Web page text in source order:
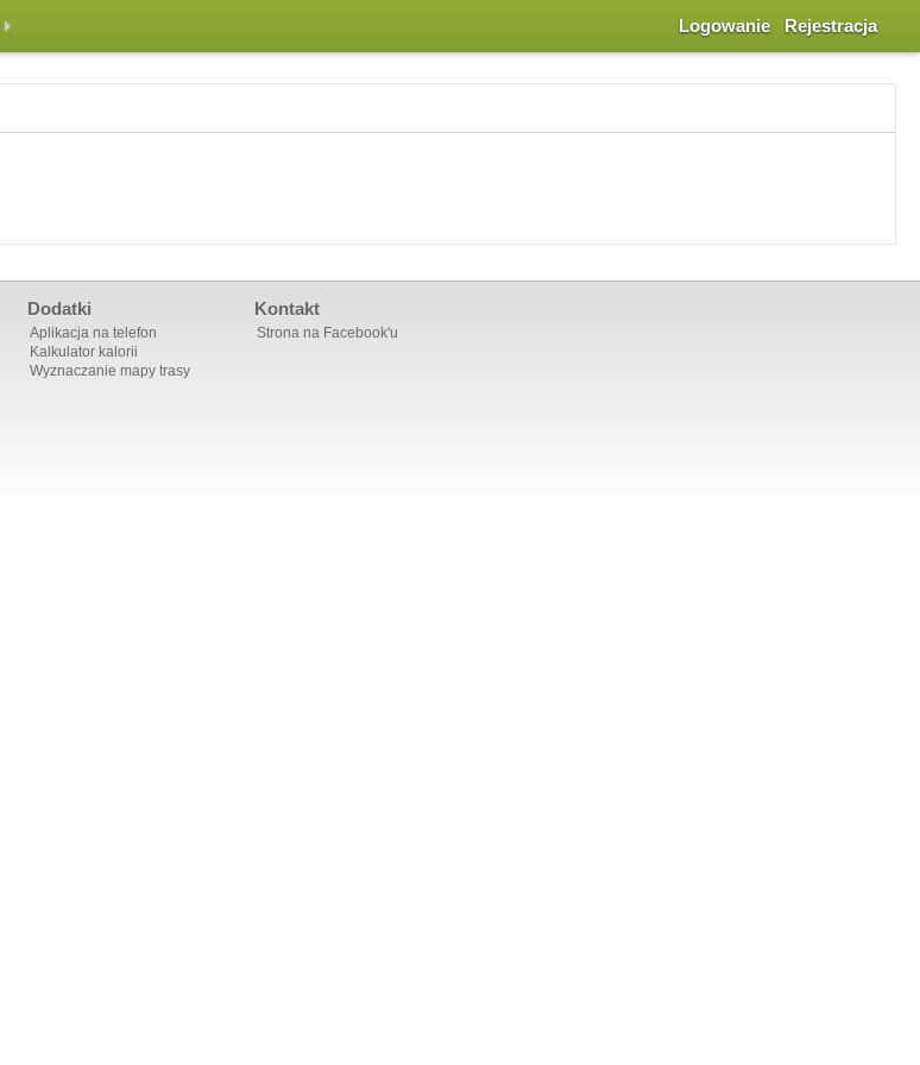
Logowanie Rejestracja
Dodatki
Aplikacja na telefon
Kalkulator kalorii
Wyznaczanie mapy trasy
Kontakt
Strona na Facebook'u